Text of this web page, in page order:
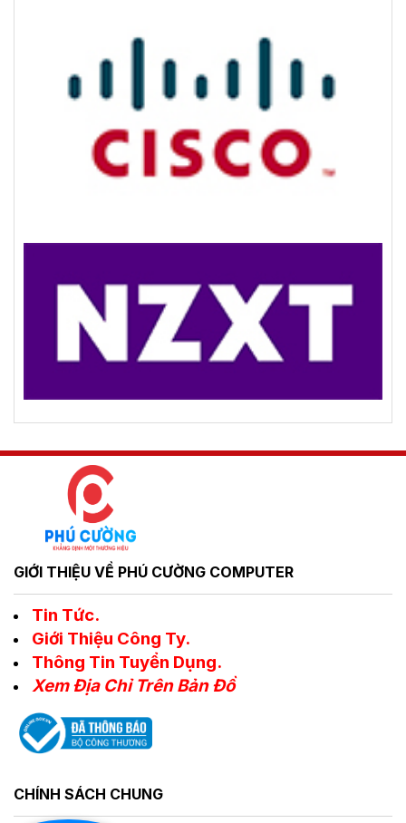
GIỚI THIỆU VỀ PHÚ CƯỜNG COMPUTER
Tin Tức.
Giới Thiệu Công Ty.
Thông Tin Tuyển Dụng.
Xem Địa Chỉ Trên Bản Đồ
CHÍNH SÁCH CHUNG